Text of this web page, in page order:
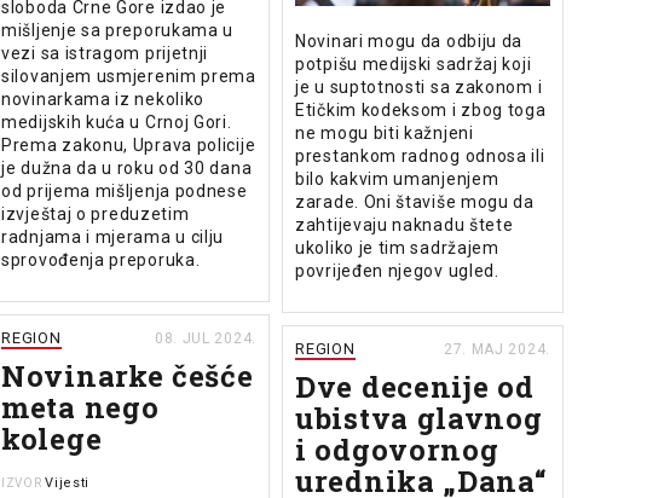
Novinari mogu da odbiju da
potpišu medijski sadržaj koji
je u suptotnosti sa zakonom i
Etičkim kodeksom i zbog toga
ne mogu biti kažnjeni
prestankom radnog odnosa ili
bilo kakvim umanjenjem
zarade. Oni štaviše mogu da
zahtijevaju naknadu štete
ukoliko je tim sadržajem
povrijeđen njegov ugled.
sloboda Crne Gore izdao je
mišljenje sa preporukama u
vezi sa istragom prijetnji
silovanjem usmjerenim prema
novinarkama iz nekoliko
medijskih kuća u Crnoj Gori.
Prema zakonu, Uprava policije
je dužna da u roku od 30 dana
od prijema mišljenja podnese
izvještaj o preduzetim
radnjama i mjerama u cilju
sprovođenja preporuka.
REGION 08. JUL 2024.
Novinarke češće
meta nego
kolege
IZVOR Vijesti
REGION 27. MAJ 2024.
Dve decenije od
ubistva glavnog
i odgovornog
urednika „Dana“